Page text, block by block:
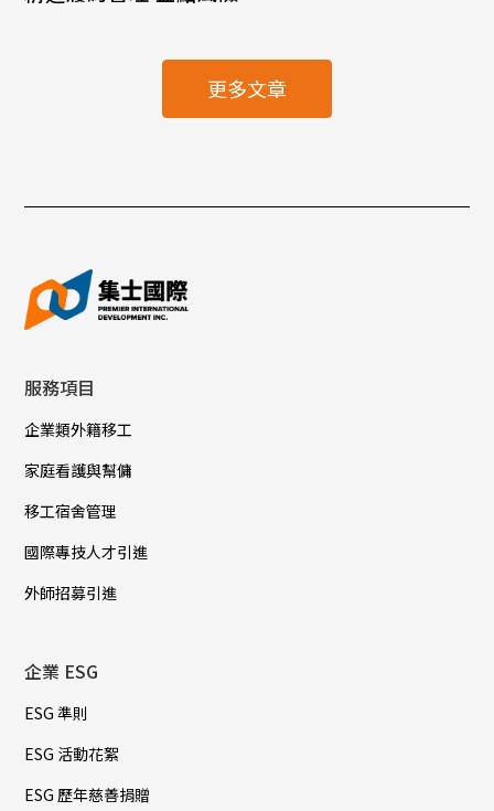
更多文章
服務項目
企業類外籍移工
家庭看護與幫傭
移工宿舍管理
國際專技人才引進
外師招募引進
企業 ESG
ESG 準則
ESG 活動花絮
ESG 歷年慈善捐贈